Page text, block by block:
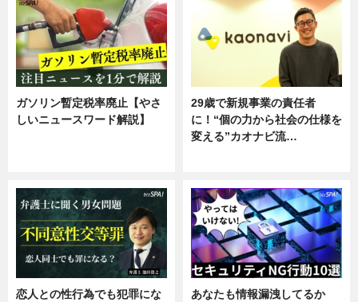
ガソリン暫定税率廃止【やさ
しいニュースワード解説】
29歳で新規事業の責任者
に！“個の力から社会の仕様を
変える”カオナビ流…
恋人との性行為でも犯罪にな
あなたも情報漏洩してるか